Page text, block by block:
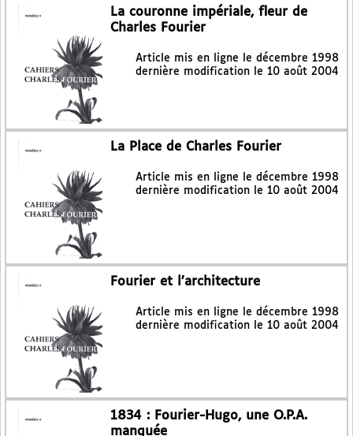
La couronne impériale, fleur de
Charles Fourier
Article mis en ligne le décembre 1998
dernière modification le 10 août 2004
La Place de Charles Fourier
Article mis en ligne le décembre 1998
dernière modification le 10 août 2004
Fourier et l’architecture
Article mis en ligne le décembre 1998
dernière modification le 10 août 2004
1834 : Fourier-Hugo, une O.P.A.
manquée